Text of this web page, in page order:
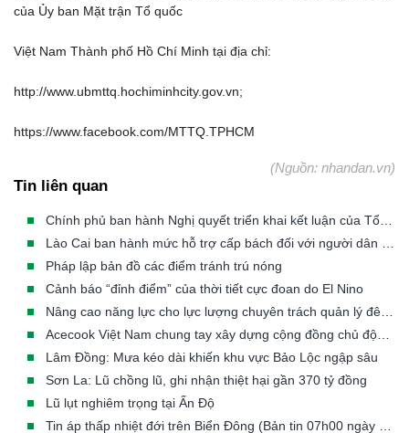
của Ủy ban Mặt trận Tổ quốc
Việt Nam Thành phố Hồ Chí Minh tại địa chỉ:
http://www.ubmttq.hochiminhcity.gov.vn;
https://www.facebook.com/MTTQ.TPHCM
(Nguồn: nhandan.vn)
Tin liên quan
Chính phủ ban hành Nghị quyết triển khai kết luận của Tổng Bí thư, Chủ tịch nước về phòng, chống thiên tai
Lào Cai ban hành mức hỗ trợ cấp bách đối với người dân phải di dời khẩn cấp khỏi vùng thiên tai
Pháp lập bản đồ các điểm tránh trú nóng
Cảnh báo “đỉnh điểm” của thời tiết cực đoan do El Nino
Nâng cao năng lực cho lực lượng chuyên trách quản lý đê điều các tỉnh/TP có đê từ cấp III đến cấp đặc biệt
Acecook Việt Nam chung tay xây dựng cộng đồng chủ động trước thiên tai
Lâm Đồng: Mưa kéo dài khiến khu vực Bảo Lộc ngập sâu
Sơn La: Lũ chồng lũ, ghi nhận thiệt hại gần 370 tỷ đồng
Lũ lụt nghiêm trọng tại Ấn Độ
Tin áp thấp nhiệt đới trên Biển Đông (Bản tin 07h00 ngày 23/07/2026)